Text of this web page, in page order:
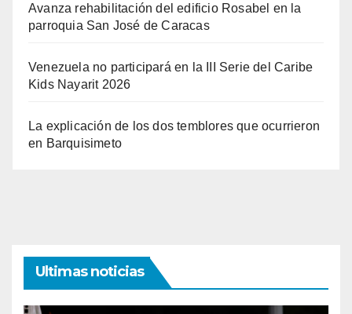
Avanza rehabilitación del edificio Rosabel en la
parroquia San José de Caracas
Venezuela no participará en la III Serie del Caribe
Kids Nayarit 2026
La explicación de los dos temblores que ocurrieron
en Barquisimeto
Ultimas noticias